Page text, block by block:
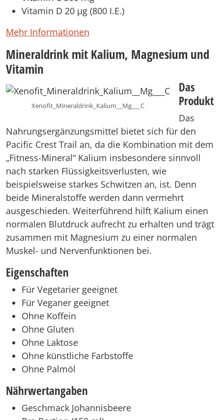
Vitamin D 20 µg (800 I.E.)
Mehr Informationen
Mineraldrink mit Kalium, Magnesium und
Vitamin
Xenofit_Mineraldrink_Kalium__Mg___C
Das
Produkt
Das
Nahrungsergänzungsmittel bietet sich für den
Pacific Crest Trail an, da die Kombination mit dem
„Fitness-Mineral“ Kalium insbesondere sinnvoll
nach starken Flüssigkeitsverlusten, wie
beispielsweise starkes Schwitzen an, ist. Denn
beide Mineralstoffe werden dann vermehrt
ausgeschieden. Weiterführend hilft Kalium einen
normalen Blutdruck aufrecht zu erhalten und trägt
zusammen mit Magnesium zu einer normalen
Muskel- und Nervenfunktionen bei.
Eigenschaften
Für Vegetarier geeignet
Für Veganer geeignet
Ohne Koffein
Ohne Gluten
Ohne Laktose
Ohne künstliche Farbstoffe
Ohne Palmöl
Nährwertangaben
Geschmack Johannisbeere